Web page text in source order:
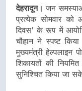
देहरादून।जन
प्रत्येक सोमवार को
दिवस’ के रूप में
चौहान ने स्पष्ट
मुख्यमंत्री हेल्पलाइन
शिकायतों की
सुनिश्चित किया जा